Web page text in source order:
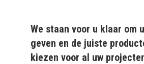
We staan voor u klaar om
geven en de juiste
kiezen voor al uw